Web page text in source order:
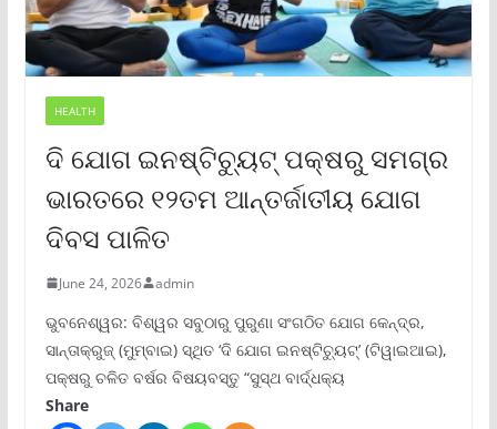
HEALTH
ଦି ଯୋଗ ଇନଷ୍ଟିଚ୍ୟୁଟ୍ ପକ୍ଷରୁ ସମଗ୍ର
ଭାରତରେ ୧୨ତମ ଆନ୍ତର୍ଜାତୀୟ ଯୋଗ
ଦିବସ ପାଳିତ
June 24, 2026 admin
ଭୁବନେଶ୍ୱର: ବିଶ୍ୱର ସବୁଠାରୁ ପୁରୁଣା ସଂଗଠିତ ଯୋଗ କେନ୍ଦ୍ର,
ସାନ୍ତାକ୍ରୁଜ୍ (ମୁମ୍ବାଇ) ସ୍ଥିତ ‘ଦି ଯୋଗ ଇନଷ୍ଟିଚ୍ୟୁଟ୍‌’ (ଟିୱାଇଆଇ),
ପକ୍ଷରୁ ଚଳିତ ବର୍ଷର ବିଷୟବସ୍ତୁ “ସୁସ୍ଥ ବାର୍ଦ୍ଧକ୍ୟ
Share